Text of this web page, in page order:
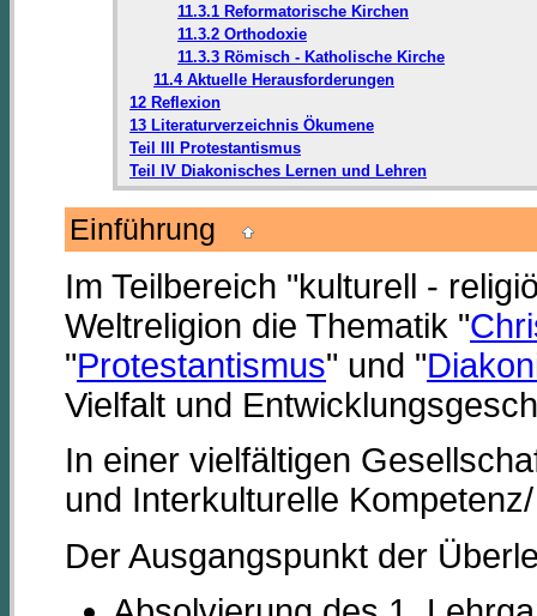
11.3.1 Reformatorische Kirchen
11.3.2 Orthodoxie
11.3.3 Römisch - Katholische Kirche
11.4 Aktuelle Herausforderungen
12 Reflexion
13 Literaturverzeichnis Ökumene
Teil III Protestantismus
Teil IV Diakonisches Lernen und Lehren
Einführung
Im Teilbereich "kulturell -
Weltreligion die Thematik "
"Protestantismus" und "
Vielfalt und
In einer vielfältigen
und Interkulturelle
Der Ausgangspunkt der